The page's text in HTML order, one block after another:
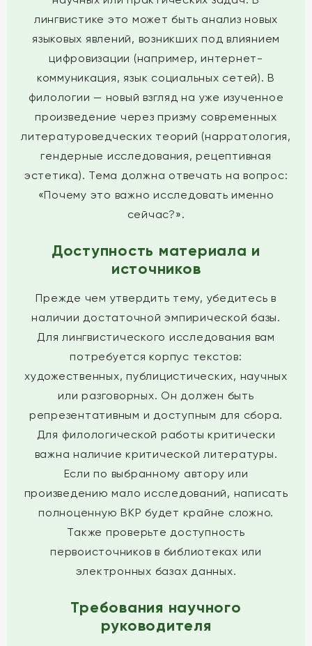
лингвистике это может быть анализ новых
языковых явлений, возникших под влиянием
цифровизации (например, интернет-
коммуникация, язык социальных сетей). В
филологии — новый взгляд на уже изученное
произведение через призму современных
литературоведческих теорий (нарратология,
гендерные исследования, рецептивная
эстетика). Тема должна отвечать на вопрос:
«Почему это важно исследовать именно
сейчас?».
Доступность материала и
источников
Прежде чем утвердить тему, убедитесь в
наличии достаточной эмпирической базы.
Для лингвистического исследования вам
потребуется корпус текстов:
художественных, публицистических, научных
или разговорных. Он должен быть
репрезентативным и доступным для сбора.
Для филологической работы критически
важна наличие критической литературы.
Если по выбранному автору или
произведению мало исследований, написать
полноценную ВКР будет крайне сложно.
Также проверьте доступность
первоисточников в библиотеках или
электронных базах данных.
Требования научного
руководителя